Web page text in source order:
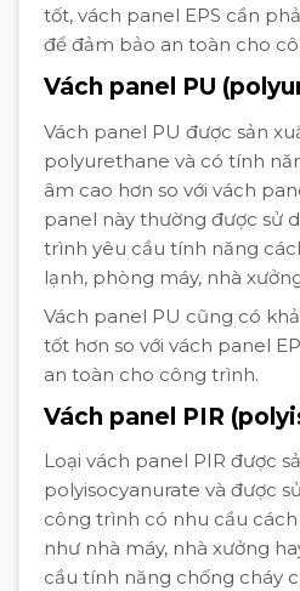
tốt, vách panel EPS cần
để đảm bảo an toàn cho
Vách panel PU
Vách panel PU được sản
polyurethane và có tính
âm cao hơn so với vách
panel này thường được sử
trình yêu cầu tính năng
lạnh, phòng máy, nhà
Vách panel PU cũng có
tốt hơn so với vách panel
an toàn cho công trình.
Vách panel PIR
Loại vách panel PIR được
polyisocyanurate và được
công trình có nhu cầu
như nhà máy, nhà xưởng
cầu tính năng chống cháy